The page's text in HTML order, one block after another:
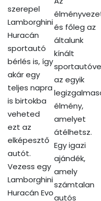
szerepel
Lamborghini
Huracán
sportautó
bérlés is, így
akár egy
teljes napra
is birtokba
veheted
ezt az
elképesztő
autót.
Vezess egy
Lamborghini
Huracán Evo
és főleg az
általunk
kínált
az egyik
élmény,
amelyet
átélhetsz.
Egy igazi
ajándék,
amely
számtalan
autós